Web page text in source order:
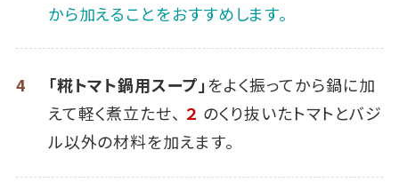
から加えることをおすすめします。
4 「糀トマト鍋用スープ」をよく振ってから鍋に加
えて軽く煮立たせ、 ２ のくり抜いたトマトとバジ
ル以外の材料を加えます。